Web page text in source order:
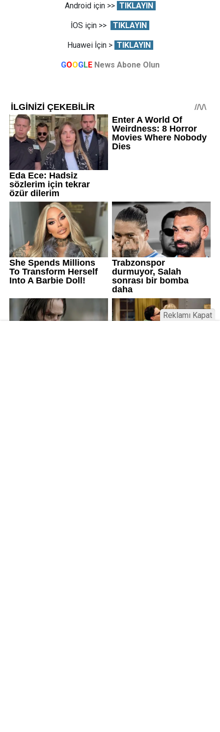
Android için >> TIKLAYIN
İOS için >> TIKLAYIN
Huawei İçin > TIKLAYIN
GOOGLE News Abone Olun
Reklamı Kapat